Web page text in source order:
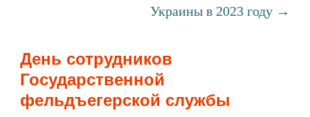
Украины в 2023 году →
День сотрудников
Государственной
фельдъегерской службы